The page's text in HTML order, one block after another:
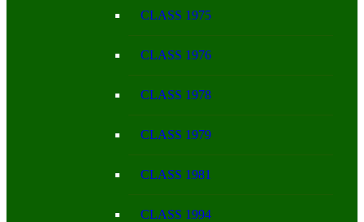
CLASS 1975
CLASS 1976
CLASS 1978
CLASS 1979
CLASS 1981
CLASS 1994